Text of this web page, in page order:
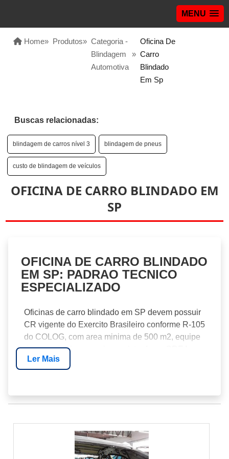
MENU
Home» Produtos» Categoria -
Blindagem
Automotiva
»
Oficina De
Carro
Blindado
Em Sp
Buscas relacionadas:
blindagem de carros nível 3 blindagem de pneus
custo de blindagem de veículos
OFICINA DE CARRO BLINDADO EM
SP
OFICINA DE CARRO BLINDADO
EM SP: PADRAO TECNICO
ESPECIALIZADO
Oficinas de carro blindado em SP devem possuir
CR vigente do Exercito Brasileiro conforme R-105
do COLOG, com area minima de 500 m2, equipe
de engenharia mecanica registrada no CREA e
equipamentos especificos como autoclave para
ESTRUTURA TECNICA MINIMA
Sob a otica da manutencao preditiva, oficinas
qualificadas em SP oferecem revisao programada
anual com torque calibrado em 28 pontos
Ler Mais